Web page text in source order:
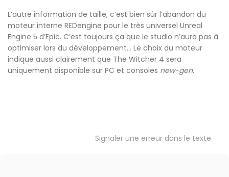
L’autre information de taille, c’est bien sûr l’abandon du
moteur interne REDengine pour le très universel Unreal
Engine 5 d’Epic. C’est toujours ça que le studio n’aura pas à
optimiser lors du développement… Le choix du moteur
indique aussi clairement que The Witcher 4 sera
uniquement disponible sur PC et consoles new-gen.
Signaler une erreur dans le texte